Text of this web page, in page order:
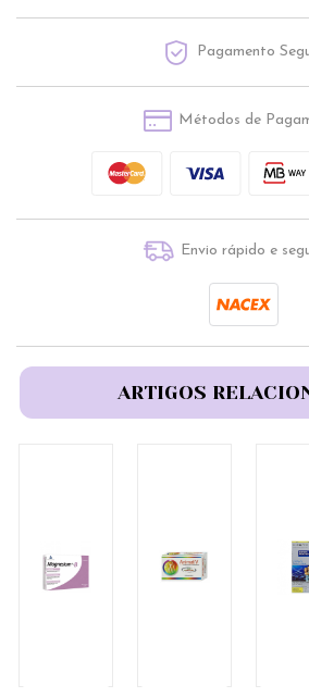
Pagamento
Métodos de
Envio rápido e
ARTIGOS